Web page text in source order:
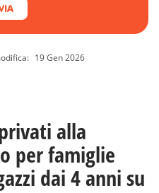
19 Gen 2026
alla
per famiglie
dai 4 anni su